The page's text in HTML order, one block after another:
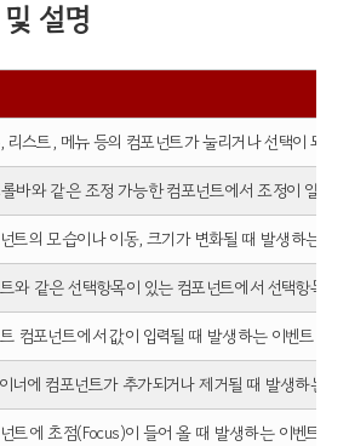
설명
리스트, 메뉴 등의 컴포넌트가 눌리거나 선택이 되
바와 같은 조정 가능한 컴포넌트에서 조정이 일어
트의 모습이나 이동, 크기가 변화될 때 발생하는 이
와 같은 선택항목이 있는 컴포넌트에서 선택항목
컴포넌트에서 값이 입력될 때 발생하는 이벤트
너에 컴포넌트가 추가되거나 제거될 때 발생하는 이
트에 초점(Focus)이 들어 올 때 발생하는 이벤트